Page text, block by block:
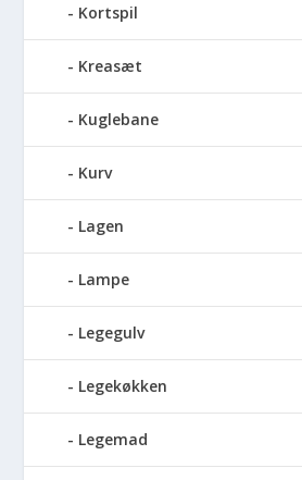
Kortspil
Kreasæt
Kuglebane
Kurv
Lagen
Lampe
Legegulv
Legekøkken
Legemad